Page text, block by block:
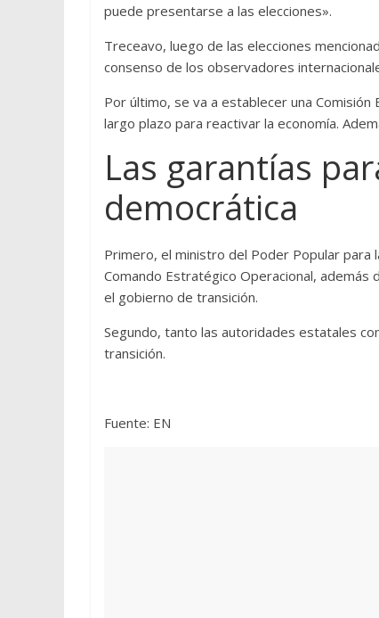
puede presentarse a las elecciones».
Treceavo, luego de las elecciones
consenso de los observadores
Por último, se va a establecer una
largo plazo para reactivar la economía.
Las garantías
democrática
Primero, el ministro del Poder Popular para
Comando Estratégico Operacional,
el gobierno de transición.
Segundo, tanto las autoridades estatales
transición.
Fuente: EN